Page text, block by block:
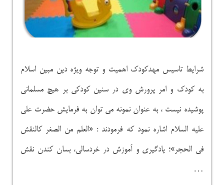
شرایط تاسیس مهدکودک اهمیت و توجه ویژه دین مبین اسلام
به کودک و امر پرورش وی در سنین کودکی بر هیچ مسلمانی
پوشیده نیست ، به عنوان نمونه می توان به فرمایش حضرت علی
علیه السلام اشاره نمود که فرمودند : «العلم من الصغر کالنقش
فی الحجر»؛ یادگیری و آموزش در خردسالی، بسان کندن نقش
…